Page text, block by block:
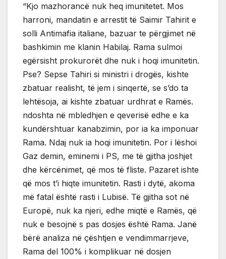
“Kjo mazhorancë nuk heq imunitetet. Mos
harroni, mandatin e arrestit të Saimir Tahirit e
solli Antimafia italiane, bazuar te përgjimet në
bashkimin me klanin Habilaj. Rama sulmoi
egërsisht prokurorët dhe nuk i hoqi imunitetin.
Pse? Sepse Tahiri si ministri i drogës, kishte
zbatuar realisht, të jem i sinqertë, se s’do ta
lehtësoja, ai kishte zbatuar urdhrat e Ramës.
ndoshta në mbledhjen e qeverisë edhe e ka
kundërshtuar kanabzimin, por ia ka imponuar
Rama. Ndaj nuk ia hoqi imunitetin. Por i lëshoi
Gaz demin, eminemi i PS, me të gjitha joshjet
dhe kërcënimet, që mos të fliste. Pazaret ishte
që mos t’i hiqte imunitetin. Rasti i dytë, akoma
më fatal është rasti i Lubisë. Të gjitha sot në
Europë, nuk ka njeri, edhe miqtë e Ramës, që
nuk e besojnë s pas dosjes është Rama. Janë
bërë analiza në çështjen e vendimmarrjeve,
Rama del 100% i komplikuar në dosjen